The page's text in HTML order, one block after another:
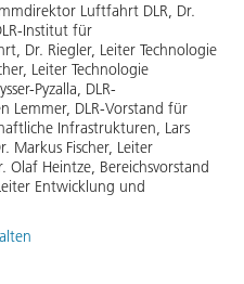
Luftfahrt DLR, Dr.
Institut für
Dr. Riegler, Leiter Technologie
Leiter Technologie
Pyzalla, DLR-
Lemmer, DLR-Vorstand für
Infrastrukturen, Lars
Markus Fischer, Leiter
Olaf Heintze, Bereichsvorstand
Entwicklung und